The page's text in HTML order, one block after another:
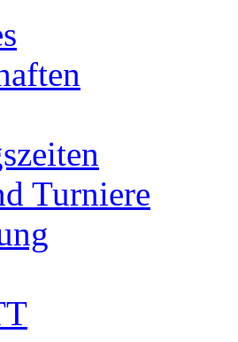
Turniere